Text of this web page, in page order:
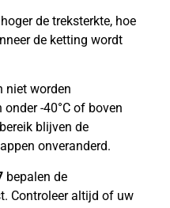
de treksterkte, hoe
de ketting wordt
niet worden
-40°C of boven
blijven de
onveranderd.
bepalen de
Controleer altijd of uw